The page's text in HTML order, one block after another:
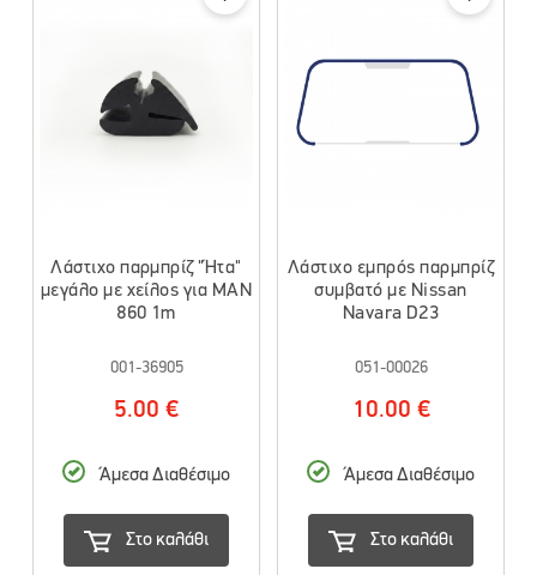
Λάστιχο παρμπρίζ "Ήτα"
μεγάλο με χείλος για MAN
860 1m
001-36905
5.00 €
Άμεσα Διαθέσιμο
Στο καλάθι
Λάστιχο εμπρός παρμπρίζ
συμβατό με Nissan
Navara D23
051-00026
10.00 €
Άμεσα Διαθέσιμο
Στο καλάθι